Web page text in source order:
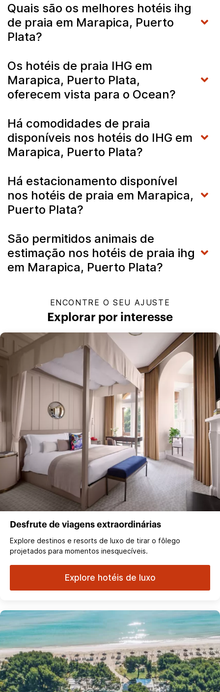
Quais são os melhores hotéis ihg
de praia em Marapica, Puerto
Plata?
Os hotéis de praia IHG em
Marapica, Puerto Plata,
oferecem vista para o Ocean?
Há comodidades de praia
disponíveis nos hotéis do IHG em
Marapica, Puerto Plata?
Há estacionamento disponível
nos hotéis de praia em Marapica,
Puerto Plata?
São permitidos animais de
estimação nos hotéis de praia ihg
em Marapica, Puerto Plata?
ENCONTRE O SEU AJUSTE
Explorar por interesse
Desfrute de viagens extraordinárias
Explore destinos e resorts de luxo de tirar o fôlego
projetados para momentos inesquecíveis.
Explore hotéis de luxo